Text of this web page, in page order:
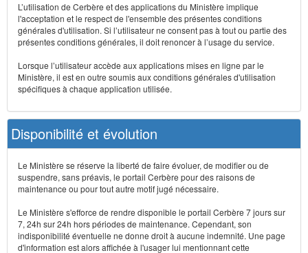
L’utilisation de Cerbère et des applications du Ministère implique
l'acceptation et le respect de l'ensemble des présentes conditions
générales d'utilisation. Si l’utilisateur ne consent pas à tout ou partie des
présentes conditions générales, il doit renoncer à l’usage du service.
Lorsque l’utilisateur accède aux applications mises en ligne par le
Ministère, il est en outre soumis aux conditions générales d'utilisation
spécifiques à chaque application utilisée.
Disponibilité et évolution
Le Ministère se réserve la liberté de faire évoluer, de modifier ou de
suspendre, sans préavis, le portail Cerbère pour des raisons de
maintenance ou pour tout autre motif jugé nécessaire.
Le Ministère s'efforce de rendre disponible le portail Cerbère 7 jours sur
7, 24h sur 24h hors périodes de maintenance. Cependant, son
indisponibilité éventuelle ne donne droit à aucune indemnité. Une page
d'information est alors affichée à l'usager lui mentionnant cette